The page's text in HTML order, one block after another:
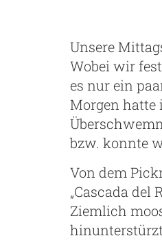
Unsere
Wobei wir
es nur ein
Morgen hatte
bzw. konnte
Von dem
„Cascada del
Ziemlich